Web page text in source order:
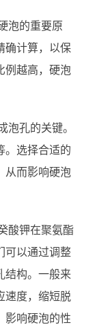
泡的重要原
确计算，以保
例越高，硬泡
泡孔的关键。
。选择合适的
从而影响硬泡
酸钾在聚氨酯
可以通过调整
结构。一般来
速度，缩短脱
影响硬泡的性